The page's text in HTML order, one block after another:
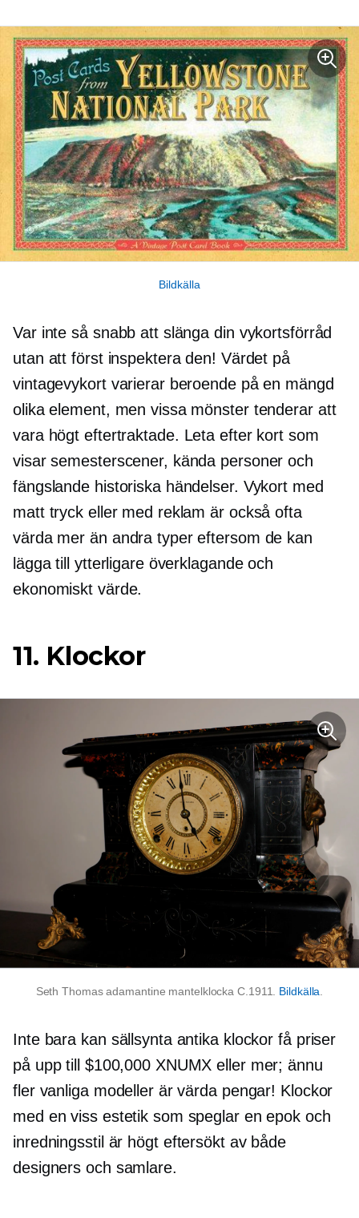
Bildkälla
Var inte så snabb att slänga din vykortsförråd
utan att först inspektera den! Värdet på
vintagevykort varierar beroende på en mängd
olika element, men vissa mönster tenderar att
vara högteftertraktade. Leta efter kort som
visar semesterscener, kända personer och
fängslande historiska händelser. Vykort med
matt tryck eller med reklam är också ofta
värda mer än andra typer eftersom de kan
lägga till ytterligare överklagande och
ekonomiskt värde.
11. Klockor
Seth Thomas adamantine mantelklocka C.1911. Bildkälla
Inte bara kan sällsynta antika klockor få priser
på upp till $100,000 XNUMX eller mer; ännu
fler vanliga modeller är värda pengar! Klockor
med en viss estetik som speglar en epok och
inredningsstil är högt eftersöktav både
designers och samlare.